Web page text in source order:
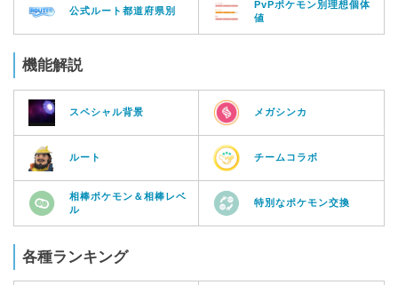
公式ルート都道府県別
PvPポケモン別理想個体
値
機能解説
スペシャル背景 メガシンカ
ルート チームコラボ
相棒ポケモン＆相棒レベ
ル
特別なポケモン交換
各種ランキング